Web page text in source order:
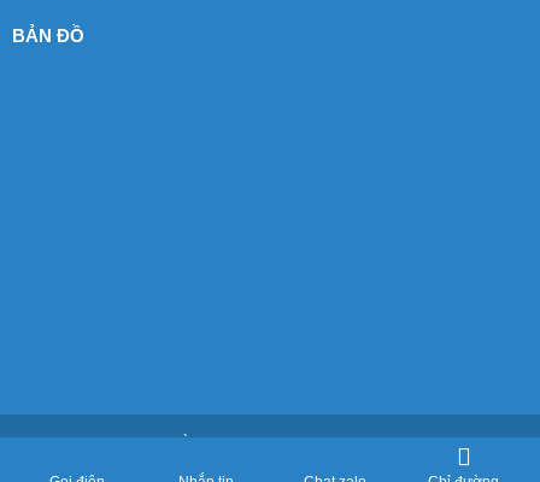
BẢN ĐỒ
Copyright © ĐẠT THÀNH. All Rights Reserved. Designed by Nina.vn
Tổng truy cập: 288980